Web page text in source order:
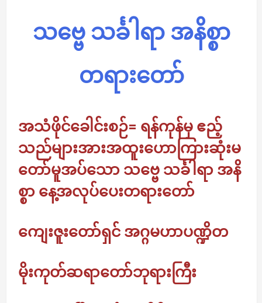
သဗ္ဗေ သင်္ခါရာ အနိစ္စာ
တရားတော်
အသံဖိုင်ခေါင်းစဉ်= ရန်ကုန်မှ ဧည့်
သည်များအားအထူးဟောကြားဆုံးမ
တော်မူအပ်သော သဗ္ဗေ သင်္ခါရာ အနိ
စ္စာ နေ့အလုပ်ပေးတရားတော်
ကျေးဇူးတော်ရှင် အဂ္ဂမဟာပဏ္ဍိတ
မိုးကုတ်ဆရာတော်ဘုရားကြီး